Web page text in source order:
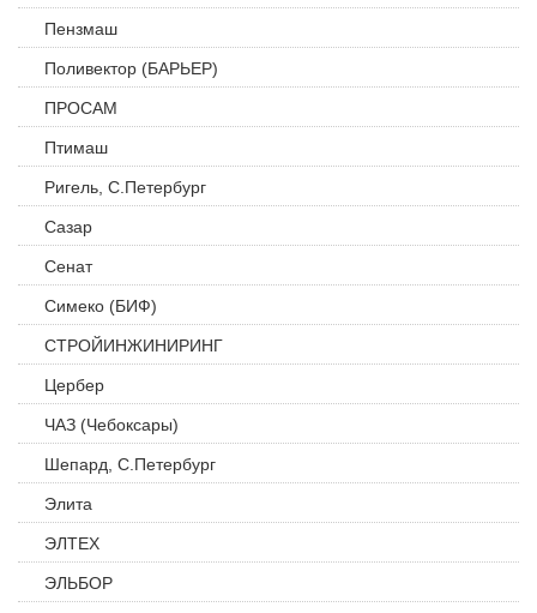
Пензмаш
Поливектор (БАРЬЕР)
ПРОСАМ
Птимаш
Ригель, С.Петербург
Сазар
Сенат
Симеко (БИФ)
СТРОЙИНЖИНИРИНГ
Цербер
ЧАЗ (Чебоксары)
Шепард, С.Петербург
Элита
ЭЛТЕХ
ЭЛЬБОР